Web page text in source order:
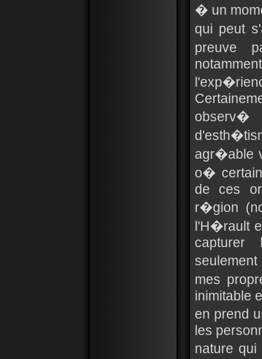
� un
qui peut
preuve
agr�able
o�
de ces
r�gion
l'H�rault
mes
inimitable
en prend
les
nature